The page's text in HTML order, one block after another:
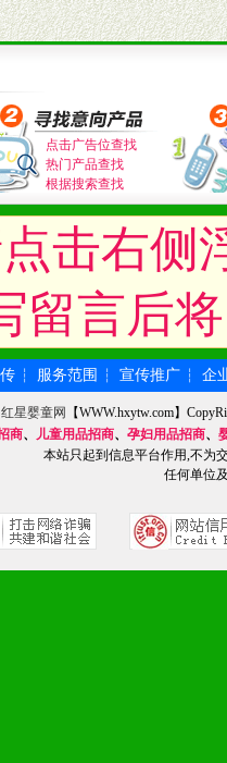
点击广告位查找
热门产品查找
根据搜索查找
击右侧
留言后
┆ 服务范围 ┆ 宣传推广 ┆ 企
红星婴童网
【WWW.hxytw.com】
商、 儿童用品招商、 孕妇用品招商、
本站只起到信息平台作用,不为
任何单位